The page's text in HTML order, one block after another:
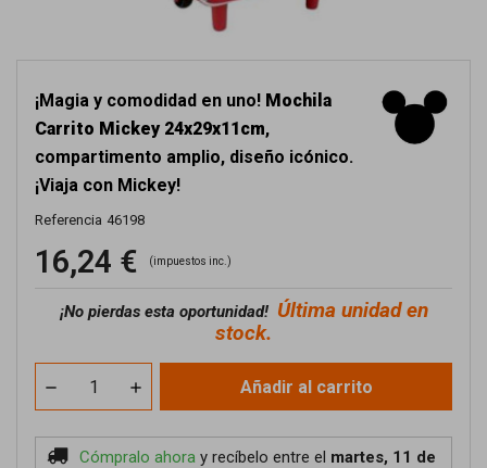
¡Magia y comodidad en uno! Mochila
Carrito Mickey 24x29x11cm,
compartimento amplio, diseño icónico.
¡Viaja con Mickey!
Referencia 46198
16,24 € (impuestos inc.)
¡No pierdas esta oportunidad! Última unidad en
stock.
Añadir al carrito
Cómpralo ahora y recíbelo entre el martes, 11 de